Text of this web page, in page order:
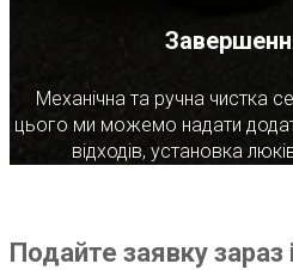
Механічна та ручна чистка
цього ми можемо надати
відходів, установка
Подайте заявку зараз